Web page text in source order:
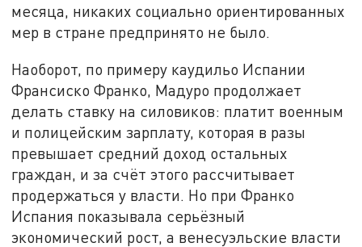
месяца, никаких социально ориентированных
мер в стране предпринято не было.
Наоборот, по примеру каудильо Испании
Франсиско Франко, Мадуро продолжает
делать ставку на силовиков: платит военным
и полицейским зарплату, которая в разы
превышает средний доход остальных
граждан, и за счёт этого рассчитывает
продержаться у власти. Но при Франко
Испания показывала серьёзный
экономический рост, а венесуэльские власти